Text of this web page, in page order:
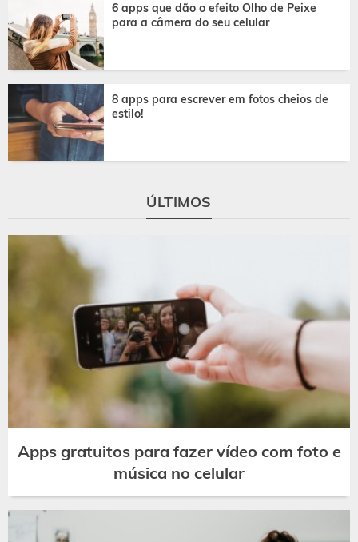
6 apps que dão o efeito Olho de Peixe
para a câmera do seu celular
8 apps para escrever em fotos cheios de
estilo!
ÚLTIMOS
Apps gratuitos para fazer vídeo com foto e
música no celular